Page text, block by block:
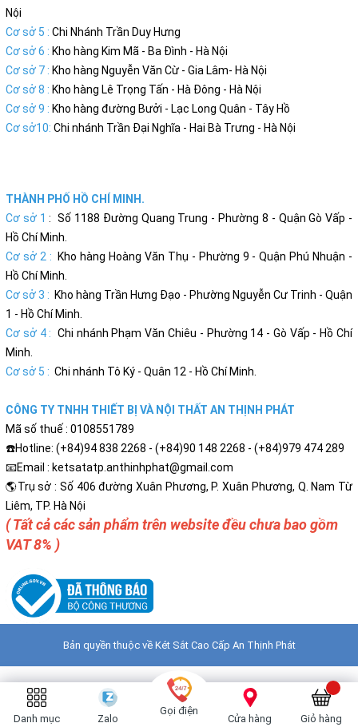
Nội
Cơ sở 5 : Chi Nhánh Trần Duy Hưng
Cơ sở 6 : Kho hàng Kim Mã - Ba Đình - Hà Nội
Cơ sở 7 : Kho hàng Nguyễn Văn Cừ - Gia Lâm- Hà Nội
Cơ sở 8 : Kho hàng Lê Trọng Tấn - Hà Đông - Hà Nội
Cơ sở 9 : Kho hàng đường Bưởi - Lạc Long Quân - Tây Hồ
Cơ sở10: Chi nhánh Trần Đại Nghĩa - Hai Bà Trưng - Hà Nội
THÀNH PHỐ HỒ CHÍ MINH.
Cơ sở 1: Số 1188 Đường Quang Trung - Phường 8 - Quận Gò Vấp -
Hồ Chí Minh.
Cơ sở 2 : Kho hàng Hoàng Văn Thụ - Phường 9 - Quận Phú Nhuận -
Hồ Chí Minh.
Cơ sở 3 : Kho hàng Trần Hưng Đạo - Phường Nguyễn Cư Trinh - Quận
1 - Hồ Chí Minh.
Cơ sở 4 : Chi nhánh Phạm Văn Chiêu - Phường 14 - Gò Vấp - Hồ Chí
Minh.
Cơ sở 5 : Chi nhánh Tô Ký - Quân 12 - Hồ Chí Minh.
CÔNG TY TNHH THIẾT BỊ VÀ NỘI THẤT AN THỊNH PHÁT
Mã số thuế : 0108551789
☎️Hotline: (+84)94 838 2268 - (+84)90 148 2268 - (+84)979 474 289
📧Email : ketsatatp.anthinhphat@gmail.com
🌎Trụ sở : Số 406 đường Xuân Phương, P. Xuân Phương, Q. Nam Từ
Liêm, TP. Hà Nội
( Tất cả các sản phẩm trên website đều chưa bao gồm
VAT 8% )
Bản quyền thuộc về Két Sắt Cao Cấp An Thịnh Phát
Danh mục Zalo
Gọi điện
Cửa hàng Giỏ hàng